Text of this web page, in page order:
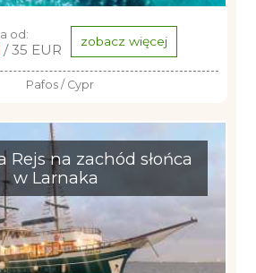
od:
/ 35 EUR zobacz więcej
Pafos / Cypr
Rejs na zachód słońca
w Larnaka